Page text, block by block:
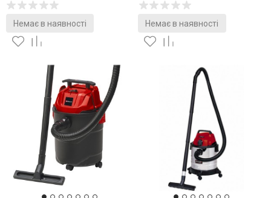
Немає в наявності Немає в наявності